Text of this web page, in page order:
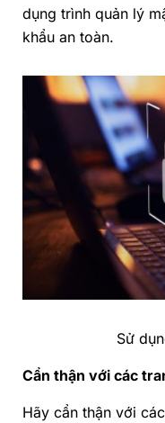
dụng trình quản lý
khẩu an toàn.
Sử
Cẩn thận với các
Hãy cẩn thận với